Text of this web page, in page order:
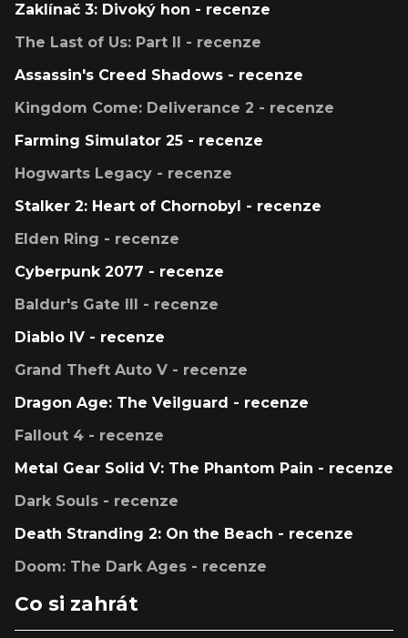
Zaklínač 3: Divoký hon - recenze
The Last of Us: Part II - recenze
Assassin's Creed Shadows - recenze
Kingdom Come: Deliverance 2 - recenze
Farming Simulator 25 - recenze
Hogwarts Legacy - recenze
Stalker 2: Heart of Chornobyl - recenze
Elden Ring - recenze
Cyberpunk 2077 - recenze
Baldur's Gate III - recenze
Diablo IV - recenze
Grand Theft Auto V - recenze
Dragon Age: The Veilguard - recenze
Fallout 4 - recenze
Metal Gear Solid V: The Phantom Pain - recenze
Dark Souls - recenze
Death Stranding 2: On the Beach - recenze
Doom: The Dark Ages - recenze
Co si zahrát